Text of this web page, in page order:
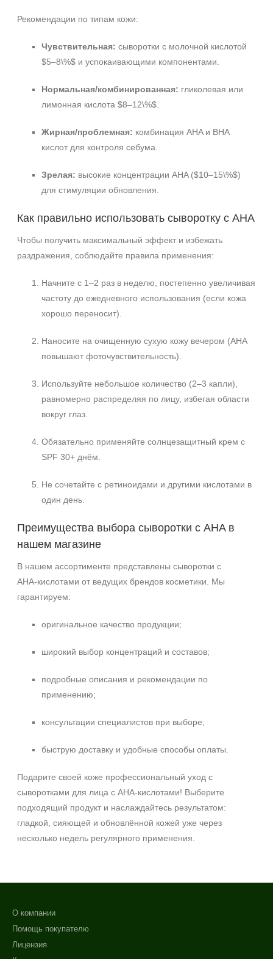
Рекомендации по типам кожи:
Чувствительная: сыворотки с молочной кислотой
$5–8\%$ и успокаивающими компонентами.
Нормальная/комбинированная: гликолевая или
лимонная кислота $8–12\%$.
Жирная/проблемная: комбинация AHA и BHA
кислот для контроля себума.
Зрелая: высокие концентрации AHA ($10–15\%$)
для стимуляции обновления.
Как правильно использовать сыворотку с AHA
Чтобы получить максимальный эффект и избежать
раздражения, соблюдайте правила применения:
Начните с 1–2 раз в неделю, постепенно увеличивая
частоту до ежедневного использования (если кожа
хорошо переносит).
Наносите на очищенную сухую кожу вечером (AHA
повышают фоточувствительность).
Используйте небольшое количество (2–3 капли),
равномерно распределяя по лицу, избегая области
вокруг глаз.
Обязательно применяйте солнцезащитный крем с
SPF 30+ днём.
Не сочетайте с ретиноидами и другими кислотами в
один день.
Преимущества выбора сыворотки с AHA в
нашем магазине
В нашем ассортименте представлены сыворотки с
AHA‑кислотами от ведущих брендов косметики. Мы
гарантируем:
оригинальное качество продукции;
широкий выбор концентраций и составов;
подробные описания и рекомендации по
применению;
консультации специалистов при выборе;
быструю доставку и удобные способы оплаты.
Подарите своей коже профессиональный уход с
сыворотками для лица с AHA‑кислотами! Выберите
подходящий продукт и наслаждайтесь результатом:
гладкой, сияющей и обновлённой кожей уже через
несколько недель регулярного применения.
О компании
Помощь покупателю
Лицензия